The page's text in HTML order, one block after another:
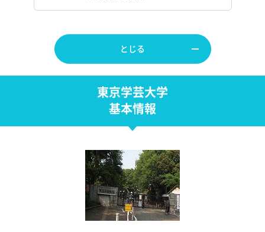
とじる
東京学芸大学
基本情報